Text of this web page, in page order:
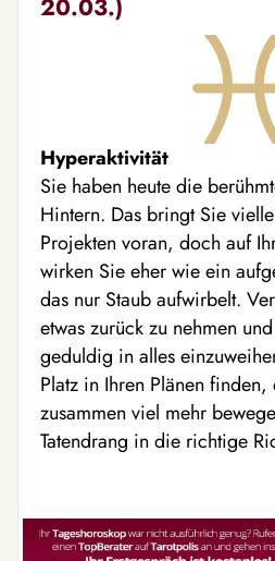
20.03.)
Hyperaktivität
Sie haben heute die
Hintern. Das bringt Sie
Projekten voran, doch auf
wirken Sie eher wie ein
das nur Staub aufwirbelt.
etwas zurück zu nehmen
geduldig in alles
Platz in Ihren Plänen
zusammen viel mehr
Tatendrang in die richtige